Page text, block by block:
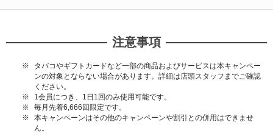
注意事項
タバコやギフトカードなど一部の商品およびサービスは本キャンペー
ンの対象とならない場合があります。詳細は店頭スタッフまでご確認
ください。
1会員につき、1日1回のみ使用可能です。
毎月先着6,666回限定です。
本キャンペーンはその他のキャンペーンや割引との併用はできませ
ん。